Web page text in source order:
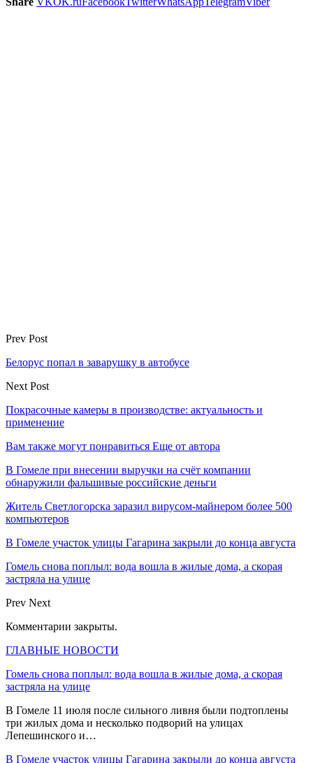
Prev Post
Белорус попал в заварушку в автобусе
Next Post
Покрасочные камеры в производстве: актуальность и
применение
Вам также могут понравиться Еще от автора
В Гомеле при внесении выручки на счёт компании
обнаружили фальшивые российские деньги
Житель Светлогорска заразил вирусом-майнером более 500
компьютеров
В Гомеле участок улицы Гагарина закрыли до конца августа
Гомель снова поплыл: вода вошла в жилые дома, а скорая
застряла на улице
Prev Next
Комментарии закрыты.
ГЛАВНЫЕ НОВОСТИ
Гомель снова поплыл: вода вошла в жилые дома, а скорая
застряла на улице
В Гомеле 11 июля после сильного ливня были подтоплены
три жилых дома и несколько подворий на улицах
Лепешинского и…
В Гомеле участок улицы Гагарина закрыли до конца августа